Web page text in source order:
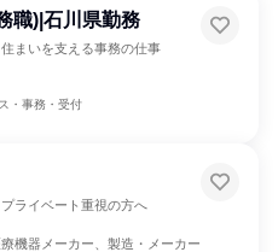
職)|石川県勤務
まいを支える事務の仕事
・事務・受付
ライベート重視の方へ
機器メーカー、製造・メーカー